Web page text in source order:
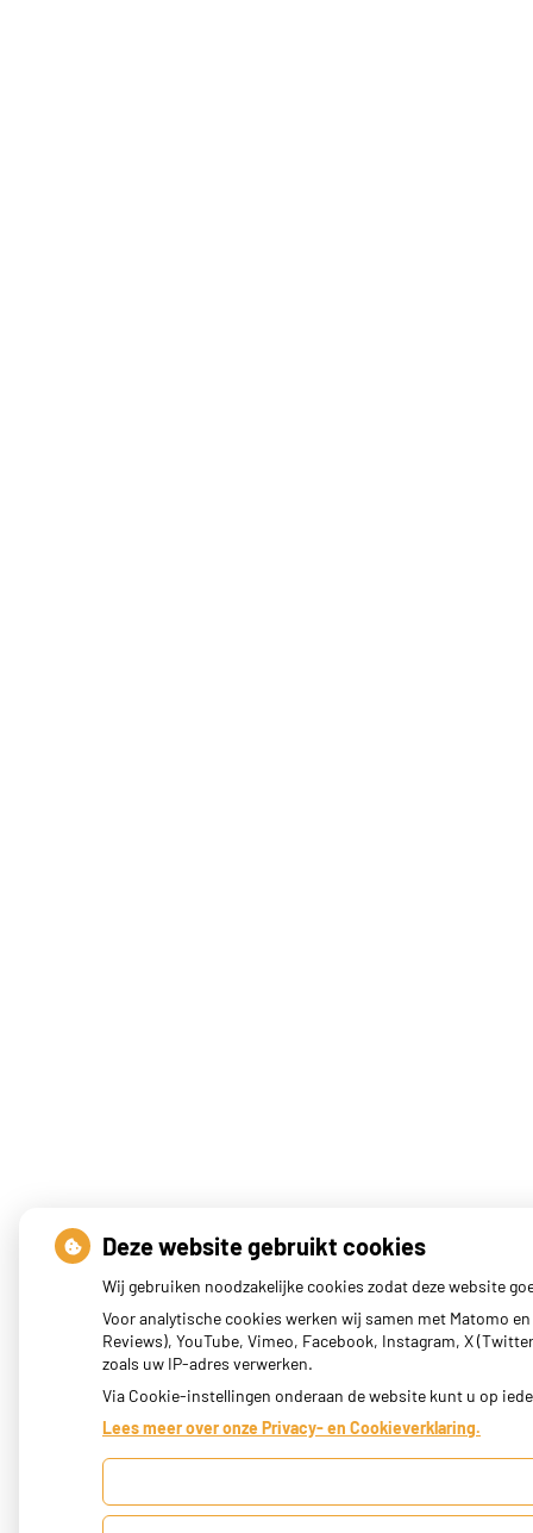
Deze website gebruikt cookies
Wij gebruiken noodzakelijke cookies zodat deze website
Voor analytische cookies werken wij samen met Matomo
Reviews), YouTube, Vimeo, Facebook, Instagram, X
zoals uw IP-adres verwerken.
Via Cookie-instellingen onderaan de website kunt u op
Lees meer over onze Privacy- en Cookieverklaring.